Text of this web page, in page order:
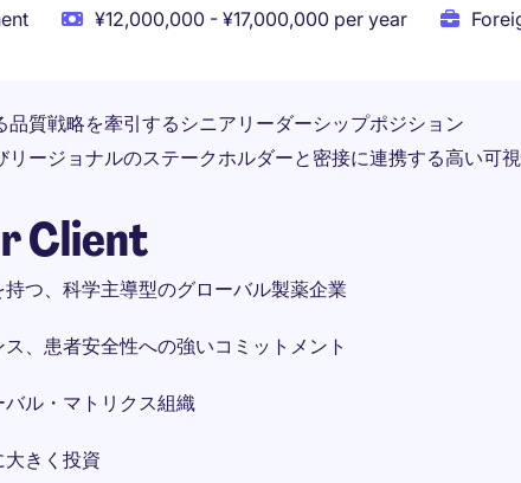
¥12,000,000 - ¥17,000,000 per year
品質戦略を牽引するシニアリーダーシップポジション
リージョナルのステークホルダーと密接に連携する高い可
Client
つ、科学主導型のグローバル製薬企業
、患者安全性への強いコミットメント
ル・マトリクス組織
きく投資